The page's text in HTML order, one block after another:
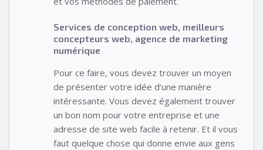
Services de conception web, meilleurs
concepteurs web, agence de marketing
numérique
Pour ce faire, vous devez trouver un moyen
de présenter votre idée d’une manière
intéressante. Vous devez également trouver
un bon nom pour votre entreprise et une
adresse de site web facile à retenir. Et il vous
faut quelque chose qui donne envie aux gens